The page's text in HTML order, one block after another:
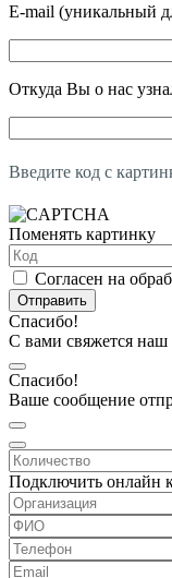
E-mail (уникальный
Откуда Вы о нас
Введите код с
Поменять картинку
Согласен на
Отправить
Спасибо!
С вами свяжется
Спасибо!
Ваше сообщение
Подключить онлайн